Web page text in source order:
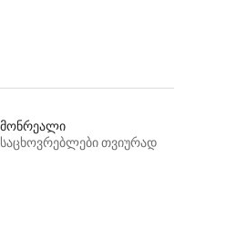
მონრეალი
საცხოვრებლები თვიურად